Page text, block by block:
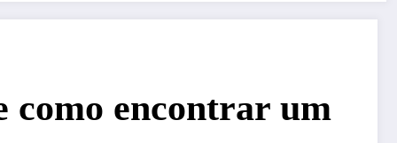
como encontrar um